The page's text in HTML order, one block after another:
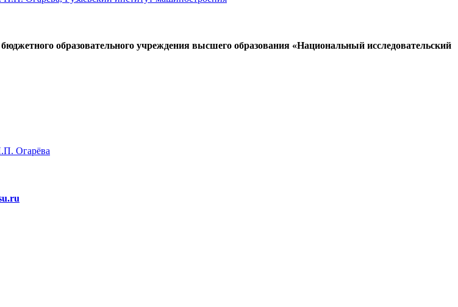
образовательного учреждения высшего образования «Национальный исследовательский
Огарёва